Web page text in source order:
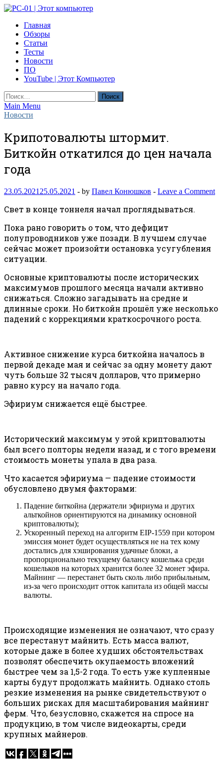
Skip
content
PC-01 | Этот компьютер
Компьютерные новости
Главная
Обзоры
Статьи
Тесты
Новости
ПО
YouTube | Этот Компьютер
Найти:
Main Menu
Новости
Крипотовалюты штормит.
Биткойн откатился до цен начала
года
23.05.2021 25.05.2021 - by Павел Конюшков - Leave a Comment
Свет в конце тоннеля начал проглядываться.
Пока рано говорить о том, что дефицит
полупроводников уже позади. В лучшем случае
сейчас может произойти остановка усугубления
ситуации.
Основные криптовалюты после исторических
максимумов прошлого месяца начали активно
снижаться. Сложно загадывать на средне и
длинные сроки. Но биткойн прошёл уже несколько
падений с коррекциями краткосрочного роста.
Активное снижение курса биткойна началось в
первой декаде мая и сейчас за одну монету дают
чуть больше 32 тысяч долларов, что примерно
равно курсу на начало года.
Эфириум снижается ещё быстрее.
Исторический максимум у этой криптовалюты
был всего полторы недели назад, и с того времени
стоимость монеты упала в два раза.
Что касается эфириума — падение стоимости
обусловлено двумя факторами:
Падение биткойна (держатели эфириума и других
альткойнов ориентируются на динамику основной
криптовалюты);
Ускоренный переход на алгоритм EIP-1559 при котором
эмиссия монет будет осуществляться не на тех кому
достались для хэширования удачные блоки, а
пропорционально текущему балансу кошелька среди
кошельков на которых хранится более 32 монет эфира.
Майнинг — перестанет быть сколь либо прибыльным,
из-за чего происходит отток капитала из общей массы
валюты.
Происходящие изменения не означают, что сразу
все перестанут майнить. Есть масса валют,
которые даже в более худших обстоятельствах
позволят обеспечить окупаемость вложений
быстрее чем за 1,5-2 года. То есть уже купленные
карты будут продолжать майнить. Однако столь
резкие изменения на рынке свидетельствуют о
больших рисках для масштабирования майнинг
ферм. Что, безусловно, скажется на спросе на
продукцию, в том числе видеокарты, среди
крупных майнеров.